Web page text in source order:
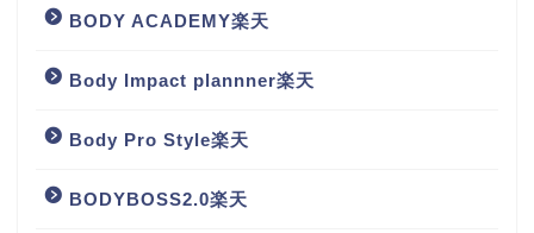
BODY ACADEMY楽天
Body Impact plannner楽天
Body Pro Style楽天
BODYBOSS2.0楽天